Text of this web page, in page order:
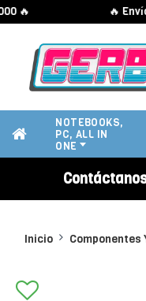
🔥 Envío
NOTEBOOKS,
PC, ALL IN
ONE
Inicio Componentes